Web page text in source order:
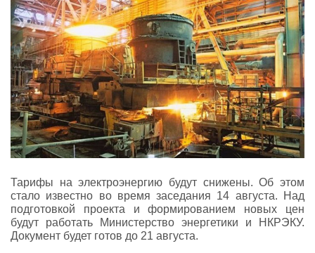
Тарифы на электроэнергию будут снижены. Об этом
стало известно во время заседания 14 августа. Над
подготовкой проекта и формированием новых цен
будут работать Министерство энергетики и НКРЭКУ.
Документ будет готов до 21 августа.